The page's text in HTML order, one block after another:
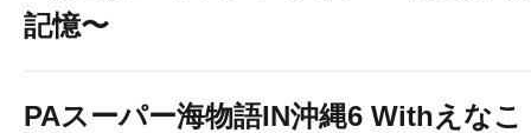
記憶〜
PAスーパー海物語IN沖縄6 Withえなこ